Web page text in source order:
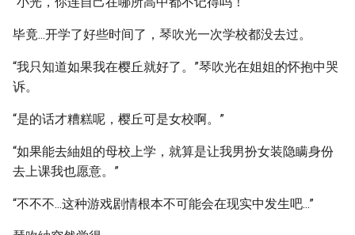
毕竟...开学了好些时间了，琴吹光一次学校都没去过。
“我只知道如果我在樱丘就好了。”琴吹光在姐姐的怀抱中哭
诉。
“是的话才糟糕呢，樱丘可是女校啊。”
“如果能去紬姐的母校上学，就算是让我男扮女装隐瞒身份
去上课我也愿意。”
“不不不...这种游戏剧情根本不可能会在现实中发生吧...”